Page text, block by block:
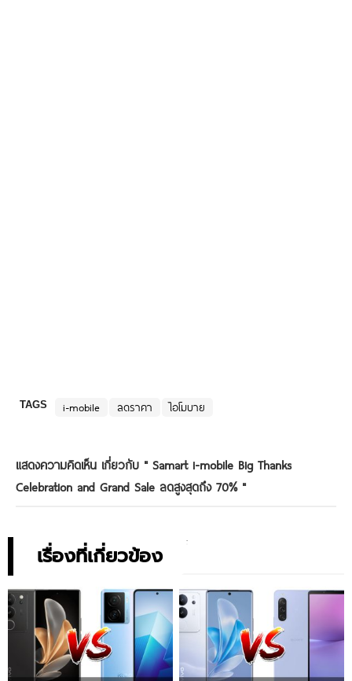
TAGS i-mobile ลดราคา ไอโมบาย
แสดงความคิดเห็น เกี่ยวกับ " Samart i-mobile Big Thanks
Celebration and Grand Sale ลดสูงสุดถึง 70%"
เรื่องที่เกี่ยวข้อง